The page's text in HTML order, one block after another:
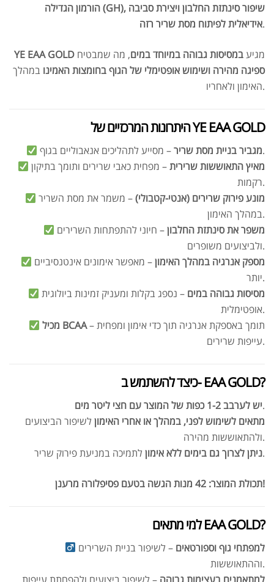
הורמון הגדילה (GH), שיפור סינתזת החלבון ויצירת סביבה
אידיאלית לפיתוח מסת שריר רזה.
YE EAA GOLD מגיעבמסיסות גבוהה במיוחד במים, מה שמבטיח
ספיגה מהירה ושימוש אופטימלי של הגוף בחומצות האמינו במהלך
האימון ולאחריו.
היתרונות המרכזיים של YE EAA GOLD
מגביר בניית מסת שריר– מסייע לתהליכים אנאבוליים בגוף.
מאיץ התאוששות שרירית– מפחית כאבי שרירים ותומך בתיקון
רקמות.
מונע פירוק שרירים (אנטי-קטבולי)– משמר את מסת השריר
במהלך האימון.
משפר את סינתזת החלבון– חיוני להתפתחות השרירים
ולביצועים משופרים.
מספק אנרגיה במהלך האימון– מאפשר אימונים אינטנסיביים
יותר.
מסיסות גבוהה במים – נספג בקלות ומעניק זמינות ביולוגית
אופטימלית.
מכיל BCAA– תומך באספקת אנרגיה תוך כדי אימון ומפחית
עייפות שרירים.
כיצד להשתמש ב- EAA GOLD?
יש לערבב 1-2 כפות של המוצר עם חצי ליטר מים.
מתאים לשימוש לפני, במהלך או אחרי האימוןלשיפור הביצועים
ולהתאוששות מהירה.
ניתן לצרוך גם בימים ללא אימוןלתמיכה במניעת פירוק שריר.
תכולת המוצר:42 מנות הגשה בטעם פסיפלורה מרענן!
למי מתאים EAA GOLD?
למפתחי גוף וספורטאים – לשיפור בניית השרירים
וההתאוששות.